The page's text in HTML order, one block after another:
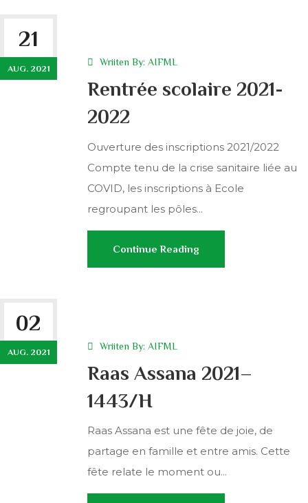
21
AUG. 2021
Wriiten By: AIFML
Rentrée scolaire 2021-
2022
Ouverture des inscriptions 2021/2022
Compte tenu de la crise sanitaire liée au
COVID, les inscriptions à Ecole
regroupant les pôles...
Continue Reading
02
AUG. 2021
Wriiten By: AIFML
Raas Assana 2021–
1443/H
Raas Assana est une fête de joie, de
partage en famille et entre amis. Cette
fête relate le moment ou...